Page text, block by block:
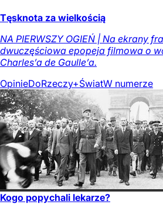
Tęsknota za wielkością
NA PIERWSZY OGIEŃ | Na ekrany
dwuczęściowa epopeja filmowa o
Charles’a de Gaulle’a.
OpinieDoRzeczy+ŚwiatW numerze
Kogo popychali lekarze?